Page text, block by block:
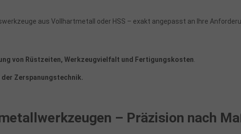
aus Vollhartmetall oder HSS – exakt angepasst an Ihre
von Rüstzeiten, Werkzeugvielfalt und Fertigungskosten
Zerspanungstechnik.
– Präzision nach